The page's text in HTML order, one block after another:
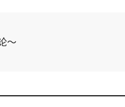
～